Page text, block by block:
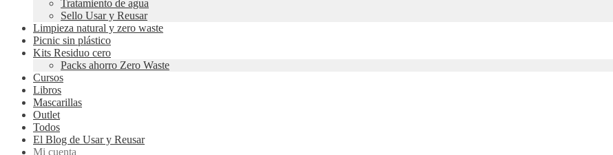
Tratamiento de agua
Sello Usar y Reusar
Limpieza natural y zero waste
Picnic sin plástico
Kits Residuo cero
Packs ahorro Zero Waste
Cursos
Libros
Mascarillas
Outlet
Todos
El Blog de Usar y Reusar
Mi cuenta